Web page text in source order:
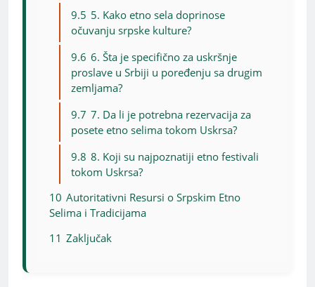
9.5 5. Kako etno sela doprinose
očuvanju srpske kulture?
9.6 6. Šta je specifično za uskršnje
proslave u Srbiji u poređenju sa drugim
zemljama?
9.7 7. Da li je potrebna rezervacija za
posete etno selima tokom Uskrsa?
9.8 8. Koji su najpoznatiji etno festivali
tokom Uskrsa?
10 Autoritativni Resursi o Srpskim Etno
Selima i Tradicijama
11 Zaključak